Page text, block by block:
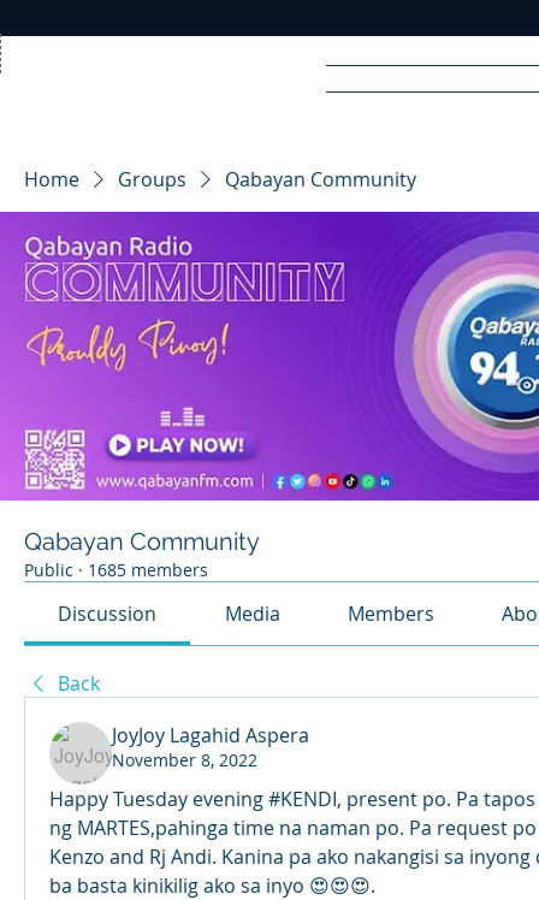
RA DIO
Home Groups Qabayan Community
Qabayan Community
Public · 1685 members
Discussion Media Members
Back
JoyJoy Lagahid Aspera
November 8, 2022
Happy Tuesday evening #KENDI, present po. Pa
ng MARTES,pahinga time na naman po. Pa request po
Kenzo and Rj Andi. Kanina pa ako nakangisi sa
ba basta kinikilig ako sa inyo 😍😍😍.